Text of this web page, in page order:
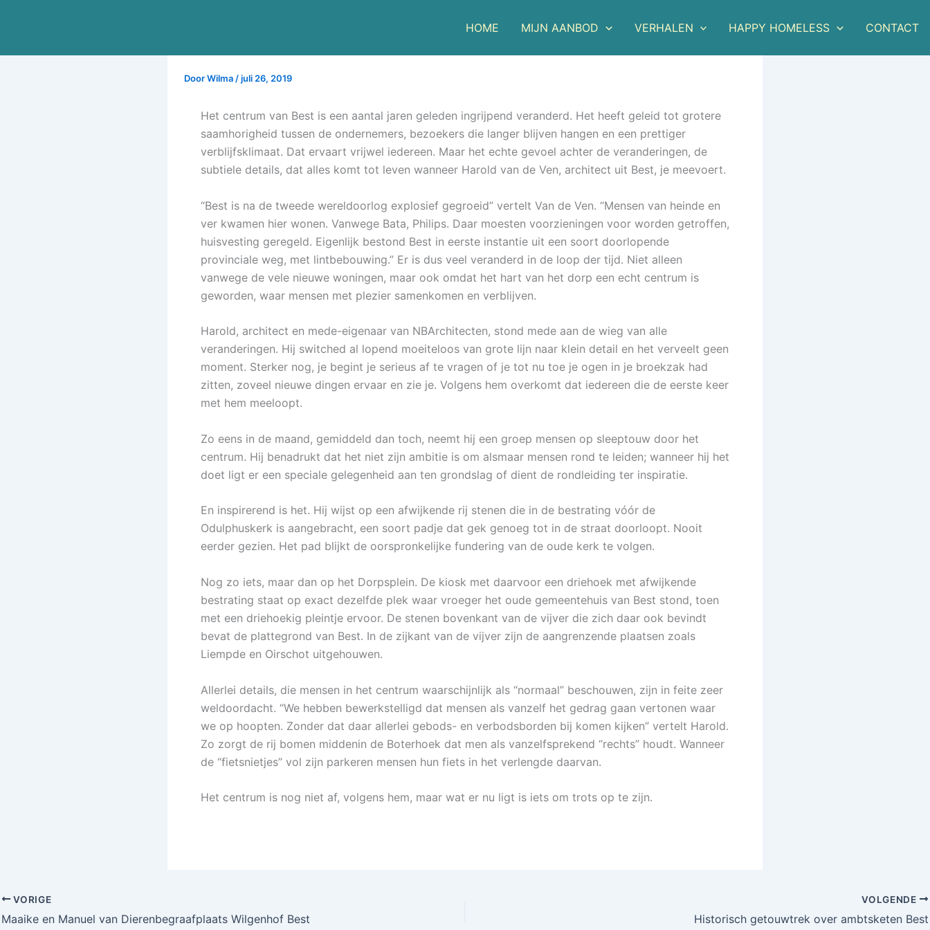
HOME MIJN AANBOD VERHALEN HAPPY HOMELESS CONTACT
DoorWilma /juli 26, 2019
Het centrum van Best is een aantal jaren geleden ingrijpend veranderd. Het heeft geleid tot grotere
saamhorigheid tussen de ondernemers, bezoekers die langer blijven hangen en een prettiger
verblijfsklimaat. Dat ervaart vrijwel iedereen. Maar het echte gevoel achter de veranderingen, de
subtiele details, dat alles komt tot leven wanneer Harold van de Ven, architect uit Best, je meevoert.
“Best is na de tweede wereldoorlog explosief gegroeid” vertelt Van de Ven. “Mensen van heinde en
ver kwamen hier wonen. Vanwege Bata, Philips. Daar moesten voorzieningen voor worden getroffen,
huisvesting geregeld. Eigenlijk bestond Best in eerste instantie uit een soort doorlopende
provinciale weg, met lintbebouwing.” Er is dus veel veranderd in de loop der tijd. Niet alleen
vanwege de vele nieuwe woningen, maar ook omdat het hart van het dorp een echt centrum is
geworden, waar mensen met plezier samenkomen en verblijven.
Harold, architect en mede-eigenaar van NBArchitecten, stond mede aan de wieg van alle
veranderingen. Hij switched al lopend moeiteloos van grote lijn naar klein detail en het verveelt geen
moment. Sterker nog, je begint je serieus af te vragen of je tot nu toe je ogen in je broekzak had
zitten, zoveel nieuwe dingen ervaar en zie je. Volgens hem overkomt dat iedereen die de eerste keer
met hem meeloopt.
Zo eens in de maand, gemiddeld dan toch, neemt hij een groep mensen op sleeptouw door het
centrum. Hij benadrukt dat het niet zijn ambitie is om alsmaar mensen rond te leiden; wanneer hij het
doet ligt er een speciale gelegenheid aan ten grondslag of dient de rondleiding ter inspiratie.
En inspirerend is het. Hij wijst op een afwijkende rij stenen die in de bestrating vóór de
Odulphuskerk is aangebracht, een soort padje dat gek genoeg tot in de straat doorloopt. Nooit
eerder gezien. Het pad blijkt de oorspronkelijke fundering van de oude kerk te volgen.
Nog zo iets, maar dan op het Dorpsplein. De kiosk met daarvoor een driehoek met afwijkende
bestrating staat op exact dezelfde plek waar vroeger het oude gemeentehuis van Best stond, toen
met een driehoekig pleintje ervoor. De stenen bovenkant van de vijver die zich daar ook bevindt
bevat de plattegrond van Best. In de zijkant van de vijver zijn de aangrenzende plaatsen zoals
Liempde en Oirschot uitgehouwen.
Allerlei details, die mensen in het centrum waarschijnlijk als “normaal” beschouwen, zijn in feite zeer
weldoordacht. “We hebben bewerkstelligd dat mensen als vanzelf het gedrag gaan vertonen waar
we op hoopten. Zonder dat daar allerlei gebods- en verbodsborden bij komen kijken” vertelt Harold.
Zo zorgt de rij bomen middenin de Boterhoek dat men als vanzelfsprekend “rechts” houdt. Wanneer
de “fietsnietjes” vol zijn parkeren mensen hun fiets in het verlengde daarvan.
Het centrum is nog niet af, volgens hem, maar wat er nu ligt is iets om trots op te zijn.
VORIGE
Maaike en Manuel van Dierenbegraafplaats Wilgenhof Best
VOLGENDE
Historisch getouwtrek over ambtsketen Best